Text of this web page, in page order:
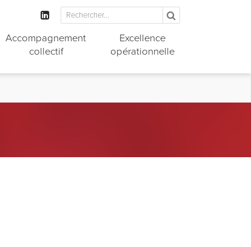
Accompagnement
collectif
Excellence
opérationnelle